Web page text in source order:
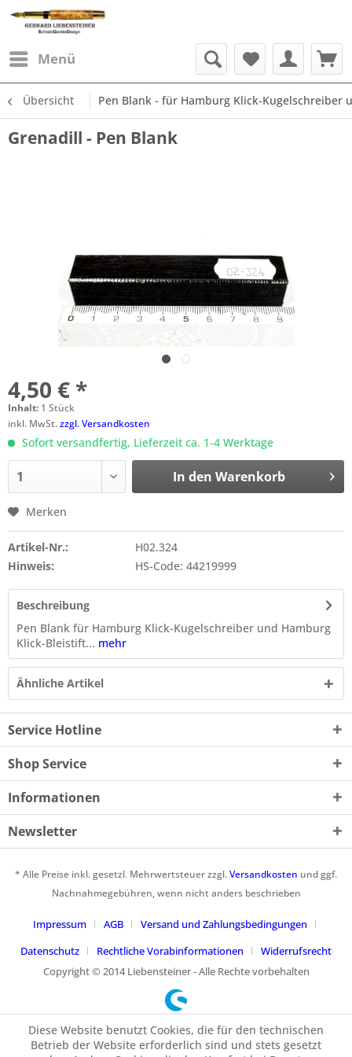
Menü
Übersicht Pen Blank - für Hamburg Klick-Kugelschreiber
Grenadill - Pen Blank
4,50 € *
Inhalt: 1 Stück
inkl. MwSt.zzgl. Versandkosten
Sofort versandfertig, Lieferzeit ca. 1-4 Werktage
In den Warenkorb
Merken
Artikel-Nr.:
H02.324
Hinweis:
HS-Code: 44219999
Beschreibung
Pen Blank für Hamburg Klick-Kugelschreiber und Hamburg
Klick-Bleistift... mehr
Ähnliche Artikel
Service Hotline
Shop Service
Informationen
Newsletter
* Alle Preise inkl. gesetzl. Mehrwertsteuer zzgl.Versandkosten und ggf.
Nachnahmegebühren, wenn nicht anders beschrieben
Impressum AGB
Versand und Zahlungsbedingungen
Datenschutz
Rechtliche Vorabinformationen
Widerrufsrecht
Copyright © 2014 Liebensteiner - Alle Rechte vorbehalten
Diese Website benutzt Cookies, die für den technischen
Betrieb der Website erforderlich sind und stets gesetzt